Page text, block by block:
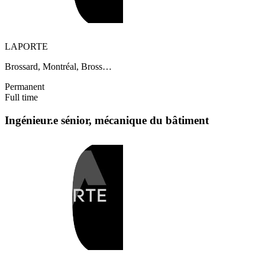
LAPORTE
Brossard, Montréal, Bross…
Permanent
Full time
Ingénieur.e sénior, mécanique du bâtiment